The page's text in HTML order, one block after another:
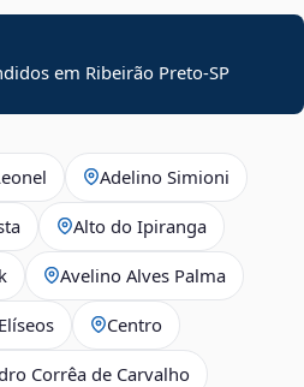
em Ribeirão Preto-SP
Adelino Simioni
Alto do Ipiranga
Avelino Alves Palma
Centro
Corrêa de Carvalho